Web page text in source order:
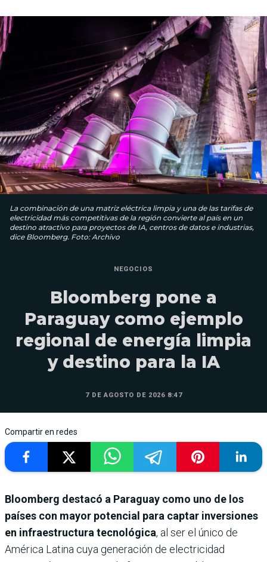
La combinación de una matriz eléctrica limpia y una de las tarifas de
electricidad más competitivas de la región convierte al país en un
destino atractivo para proyectos de IA, centros de datos e industrias,
dice Bloomberg. Foto: Archivo
NEGOCIOS
Bloomberg pone a
Paraguay como ejemplo
regional de energía limpia
y destino para la IA
7 DE AGOSTO DE 2026 8:47
Compartir en redes
Bloomberg destacó a Paraguay como uno de los
países con mayor potencial para captar inversiones
en infraestructura tecnológica, al ser el único de
América Latina cuya generación de electricidad